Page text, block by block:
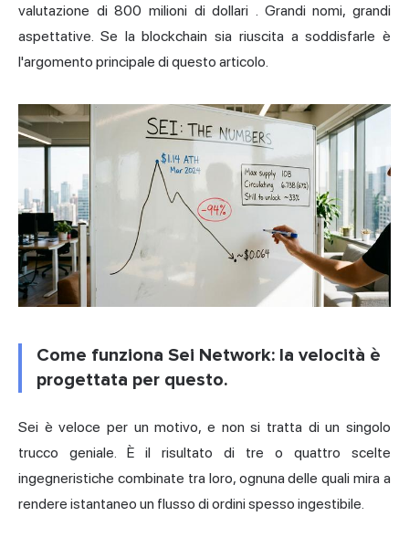
valutazione di 800 milioni di dollari . Grandi nomi, grandi
aspettative. Se la blockchain sia riuscita a soddisfarle è
l'argomento principale di questo articolo.
Come funziona Sei Network: la velocità è
progettata per questo.
Sei è veloce per un motivo, e non si tratta di un singolo
trucco geniale. È il risultato di tre o quattro scelte
ingegneristiche combinate tra loro, ognuna delle quali mira a
rendere istantaneo un flusso di ordini spesso ingestibile.